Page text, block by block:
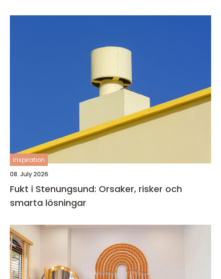
inspiration
08. July 2026
Fukt i Stenungsund: Orsaker, risker och
smarta lösningar